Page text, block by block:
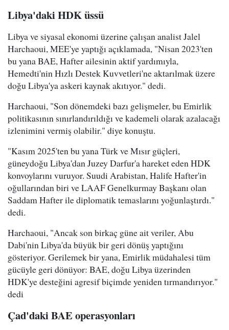
Libya'daki HDK üssü
Libya ve siyasal ekonomi üzerine çalışan analist Jalel
Harchaoui, MEE'ye yaptığı açıklamada, "Nisan 2023'ten
bu yana BAE, Hafter ailesinin aktif yardımıyla,
Hemedti'nin Hızlı Destek Kuvvetleri'ne aktarılmak üzere
doğu Libya'ya askeri kaynak akıtıyor." dedi.
Harchaoui, "Son dönemdeki bazı gelişmeler, bu Emirlik
politikasının sınırlandırıldığı ve kademeli olarak azalacağı
izlenimini vermiş olabilir." diye konuştu.
"Kasım 2025'ten bu yana Türk ve Mısır güçleri,
güneydoğu Libya'dan Juzey Darfur'a hareket eden HDK
konvoylarını vuruyor. Suudi Arabistan, Halife Hafter'in
oğullarından biri ve LAAF Genelkurmay Başkanı olan
Saddam Hafter ile diplomatik temaslarını yoğunlaştırdı."
dedi.
Harchaoui, "Ancak son birkaç güne ait veriler, Abu
Dabi'nin Libya'da büyük bir geri dönüş yaptığını
gösteriyor. Gerilemek bir yana, Emirlik müdahalesi tüm
gücüyle geri dönüyor: BAE, doğu Libya üzerinden
HDK'ye desteğini agresif biçimde yeniden tırmandırıyor."
dedi
Çad'daki BAE operasyonları